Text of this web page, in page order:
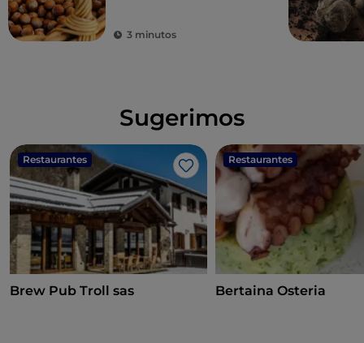
3 minutos
Sugerimos
Restaurantes
Me gusta
Brew Pub Troll sas
Restaurantes
Bertaina Osteria